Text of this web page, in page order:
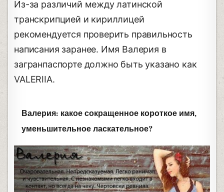
Из-за различий между латинской
транскрипцией и кириллицей
рекомендуется проверить правильность
написания заранее. Имя Валерия в
загранпаспорте должно быть указано как
VALERIIA.
Валерия: какое сокращенное короткое имя,
уменьшительное ласкательное?